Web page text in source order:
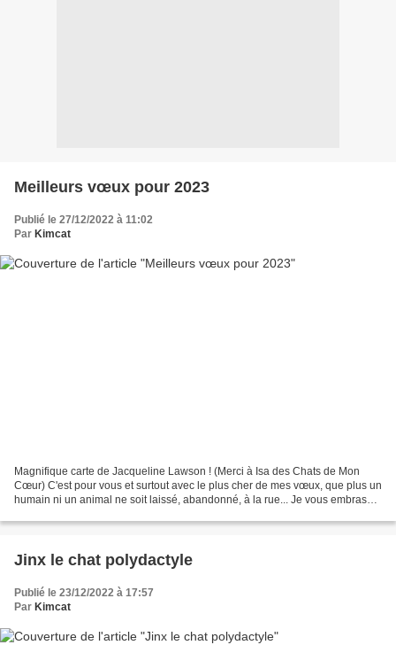
Meilleurs vœux pour 2023
Publié le 27/12/2022 à 11:02
Par Kimcat
Magnifique carte de Jacqueline Lawson ! (Merci à Isa des Chats de Mon
Cœur) C'est pour vous et surtout avec le plus cher de mes vœux, que plus un
humain ni un animal ne soit laissé, abandonné, à la rue... Je vous embrasse,
Jinx le chat polydactyle
Publié le 23/12/2022 à 17:57
Par Kimcat